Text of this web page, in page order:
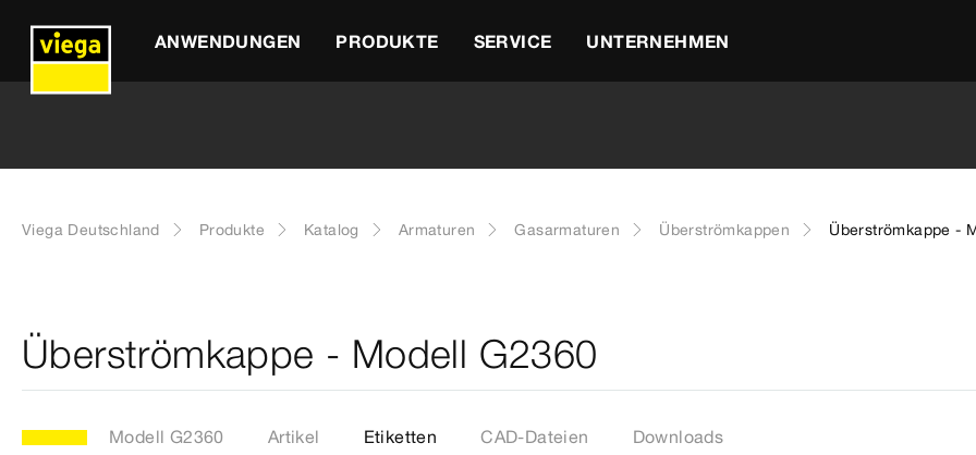
ANWENDUNGEN PRODUKTE SERVICE UNTERNEHMEN
Viega Deutschland Produkte Katalog Armaturen Gasarmaturen Überströmkappen Überströmkappe -
Überströmkappe - Modell G2360
Modell G2360 Artikel Etiketten CAD-Dateien Downloads